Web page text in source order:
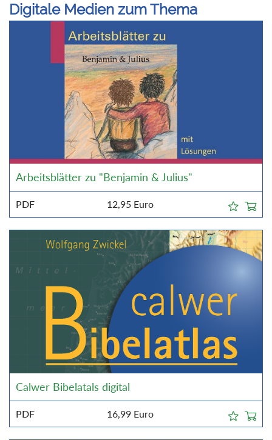
Digitale Medien zum Thema
Arbeitsblätter zu "Benjamin & Julius"
PDF 12,95 Euro
Calwer Bibelatals digital
PDF 16,99 Euro